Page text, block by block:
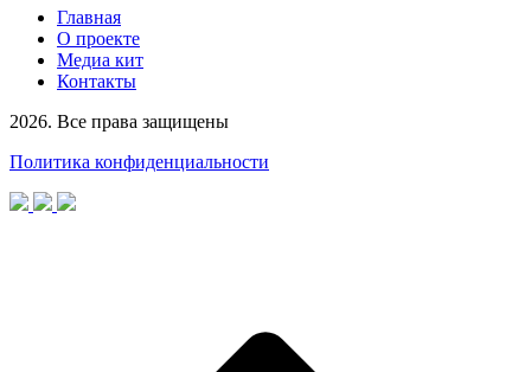
Главная
О проекте
Медиа кит
Контакты
2026. Все права защищены
Политика конфиденциальности